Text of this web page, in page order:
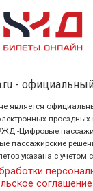
-
является
проездных
-Цифровые
пассажирские
указана с учетом
соглашение